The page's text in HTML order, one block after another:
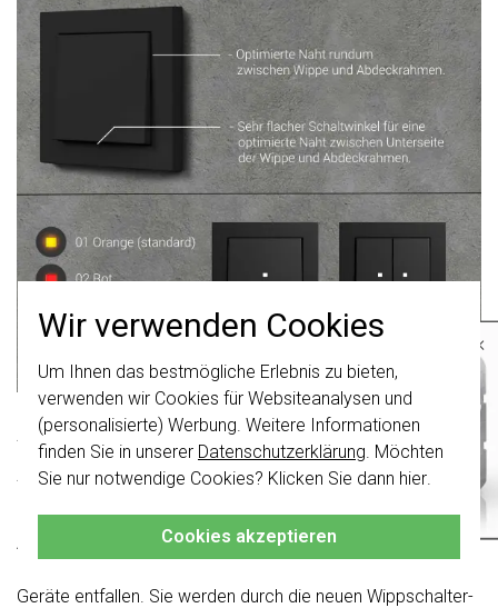
Wir verwenden Cookies
Um Ihnen das bestmögliche Erlebnis zu bieten,
verwenden wir Cookies für Websiteanalysen und
(personalisierte) Werbung. Weitere Informationen
finden Sie in unserer Datenschutzerklärung. Möchten
Sie nur notwendige Cookies? Klicken Sie dann hier.
Cookies akzeptieren
Achten Sie auf die
Artikelnummern
Die alten Typnummern, die mit einer 0 beginnen, entfallen.
Ab August 2024 beginnen die Artikelnummern der einzelnen
Geräte entfallen. Sie werden durch die neuen Wippschalter-
×
Wichtig: Gira Schalter und
Schalterwippen wurden erneuert. Sie sind
2024 kombinierbar.
Klicken Sie hier
für weitere Informationen,
damit Sie immer das Richtige bestellen.